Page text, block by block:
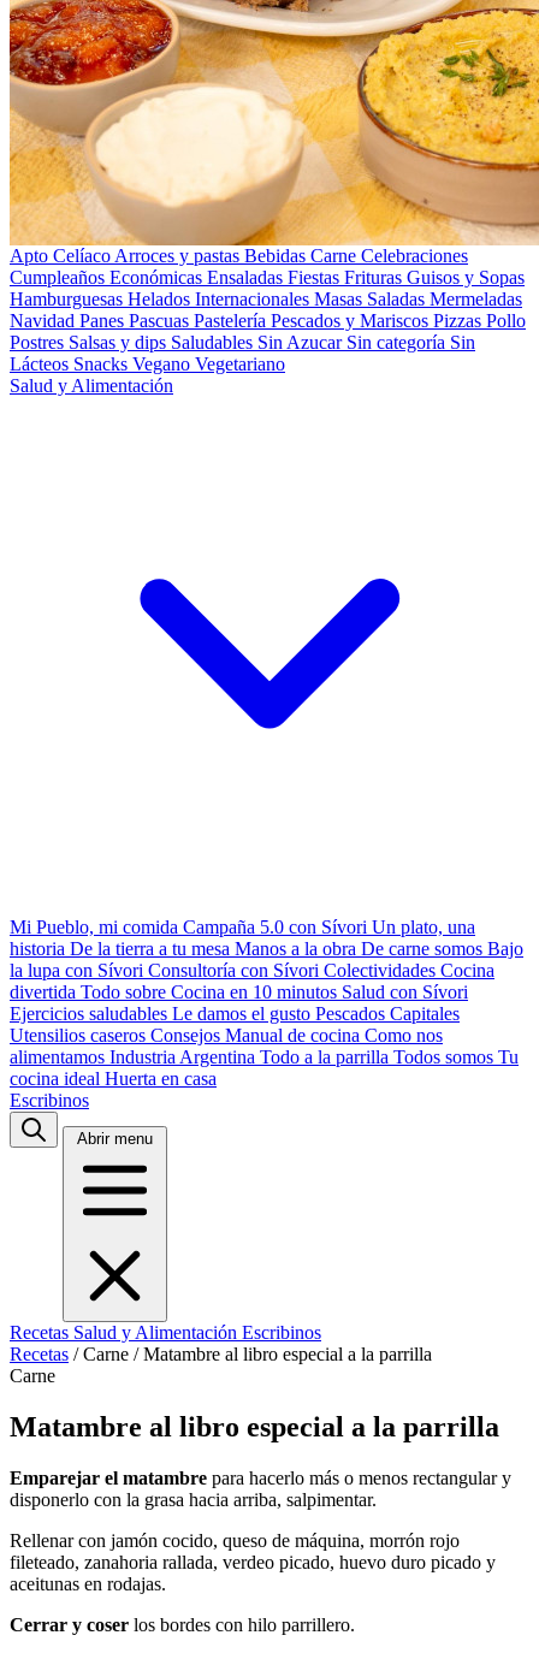
Apto Celíaco Arroces y pastas Bebidas Carne Celebraciones
Cumpleaños Económicas Ensaladas Fiestas Frituras Guisos y Sopas
Hamburguesas Helados Internacionales Masas Saladas Mermeladas
Navidad Panes Pascuas Pastelería Pescados y Mariscos Pizzas Pollo
Postres Salsas y dips Saludables Sin Azucar Sin categoría Sin
Lácteos Snacks Vegano Vegetariano
Salud y Alimentación
Mi Pueblo, mi comida Campaña 5.0 con Sívori Un plato, una
historia De la tierra a tu mesa Manos a la obra De carne somos Bajo
la lupa con Sívori Consultoría con Sívori Colectividades Cocina
divertida Todo sobre Cocina en 10 minutos Salud con Sívori
Ejercicios saludables Le damos el gusto Pescados Capitales
Utensilios caseros Consejos Manual de cocina Como nos
alimentamos Industria Argentina Todo a la parrilla Todos somos Tu
cocina ideal Huerta en casa
Escribinos
Abrir menu
Recetas Salud y Alimentación Escribinos
Recetas / Carne / Matambre al libro especial a la parrilla
Carne
Matambre al libro especial a la parrilla
Emparejar el matambre para hacerlo más o menos rectangular y
disponerlo con la grasa hacia arriba, salpimentar.
Rellenar con jamón cocido, queso de máquina, morrón rojo
fileteado, zanahoria rallada, verdeo picado, huevo duro picado y
aceitunas en rodajas.
Cerrar y coser los bordes con hilo parrillero.